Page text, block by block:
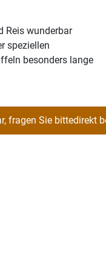
Reis wunderbar
speziellen
besonders lange